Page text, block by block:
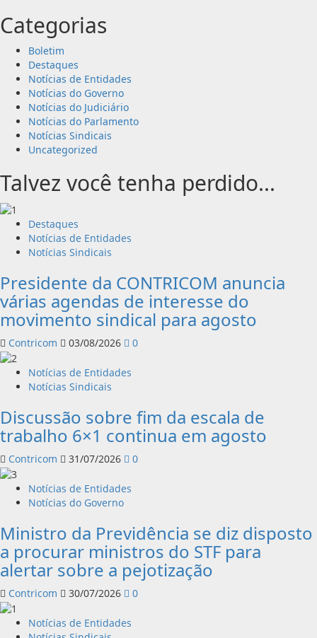
Categorias
Boletim
Destaques
Notícias de Entidades
Notícias do Governo
Notícias do Judiciário
Notícias do Parlamento
Notícias Sindicais
Uncategorized
Talvez você tenha perdido...
Destaques
Notícias de Entidades
Notícias Sindicais
Presidente da CONTRICOM anuncia
várias agendas de interesse do
movimento sindical para agosto
Contricom 03/08/2026 0
Notícias de Entidades
Notícias Sindicais
Discussão sobre fim da escala de
trabalho 6×1 continua em agosto
Contricom 31/07/2026 0
Notícias de Entidades
Notícias do Governo
Ministro da Previdência se diz disposto
a procurar ministros do STF para
alertar sobre a pejotização
Contricom 30/07/2026 0
Notícias de Entidades